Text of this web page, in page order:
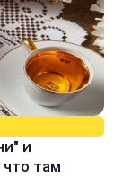
и
там